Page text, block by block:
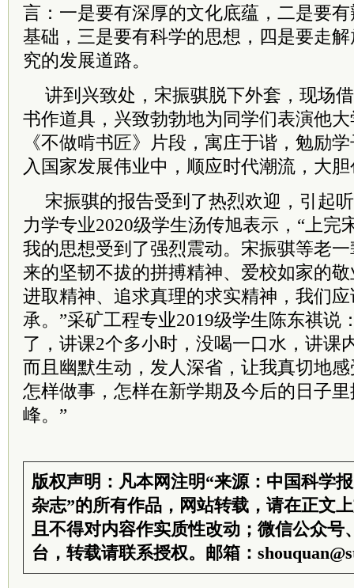
言：一是要有深厚的文化底蕴，二是要
基础，三是要有科学的思想，四是要走
究的发展道路。
讲到兴致处，宋振骐脱下外套，现场
书作道具，兴致勃勃地为同学们表演他
《不做啃书匠》片段，寓庄于谐，勉励
入国家发展伟业中，顺应时代潮流，大
宋振骐的报告受到了热烈欢迎，引起
力学专业2020级学生汤传旭表示，“上完
我的思想受到了强烈震动。宋振骐等老
来的坚韧不拔的拼搏精神、爱校如家的
进取精神、追求真理的求实精神，我们
承。”采矿工程专业2019级学生陈东祺说
了，讲课2个多小时，没喝一口水，讲课
而且幽默生动，发人深省，让我真切地
怎样做事，怎样在新学期及今后的日子
峰。”
版权声明：凡本网注明“来源：中国科学
杂志”的所有作品，网站转载，请在正文
且不得对内容作实质性改动；微信公众号
台，转载请联系授权。邮箱：